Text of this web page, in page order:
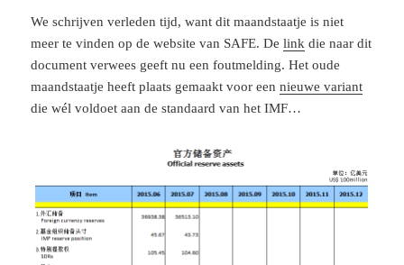
We schrijven verleden tijd, want dit maandstaatje is niet
meer te vinden op de website van SAFE. Delink die naar dit
document verwees geeft nu een foutmelding. Het oude
maandstaatje heeft plaats gemaakt voor eennieuwe variant
die wél voldoet aan de standaard van het IMF…